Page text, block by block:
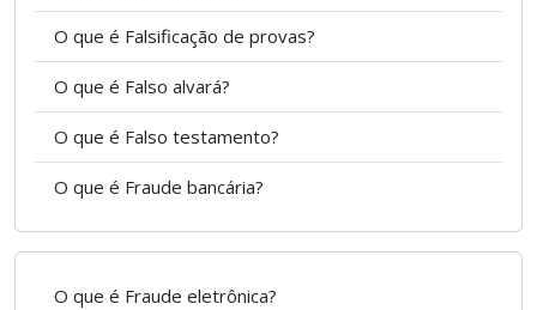
O que é Falsificação de provas?
O que é Falso alvará?
O que é Falso testamento?
O que é Fraude bancária?
O que é Fraude eletrônica?